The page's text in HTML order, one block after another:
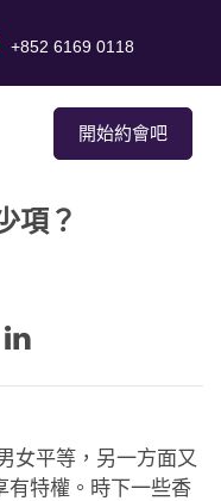
+852 6169 0118
開始約會吧
項？
女平等，另一方面又
有特權。時下一些香